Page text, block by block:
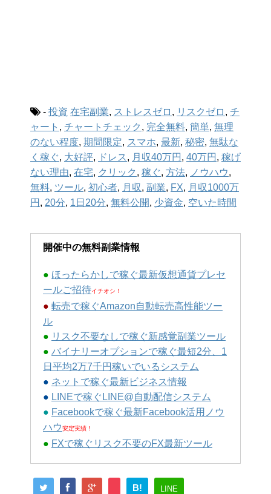
- 投資 在宅副業, ストレスゼロ , リスクゼロ , チ
ャート , チャートチェック , 完全無料, 簡単, 無理
のない程度, 期間限定, スマホ, 最新, 秘密, 無駄な
く稼ぐ, 大好評, ドレス , 月収40万円 , 40万円 , 稼げ
ない理由, 在宅, クリック , 稼ぐ, 方法, ノウハウ,
無料, ツール, 初心者, 月収, 副業, FX, 月収1000万
円 , 20分, 1日20分, 無料公開, 少資金, 空いた時間
開催中の無料副業情報
● ほったらかしで稼ぐ最新仮想通貨プレセ
ールご招待イチオシ！
● 転売で稼ぐAmazon自動転売高性能ツー
ル
● リスク不要なしで稼ぐ新感覚副業ツール
● バイナリーオプションで稼ぐ最短2分、1
日平均2万7千円稼いでいるシステム
● ネットで稼ぐ最新ビジネス情報
● LINEで稼ぐLINE@自動配信システム
● Facebookで稼ぐ最新Facebook活用ノウ
ハウ安定実績！
● FXで稼ぐリスク不要のFX最新ツール
B! LINE